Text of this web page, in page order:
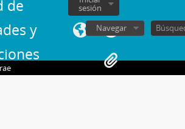
de
y
sesión
Navegar